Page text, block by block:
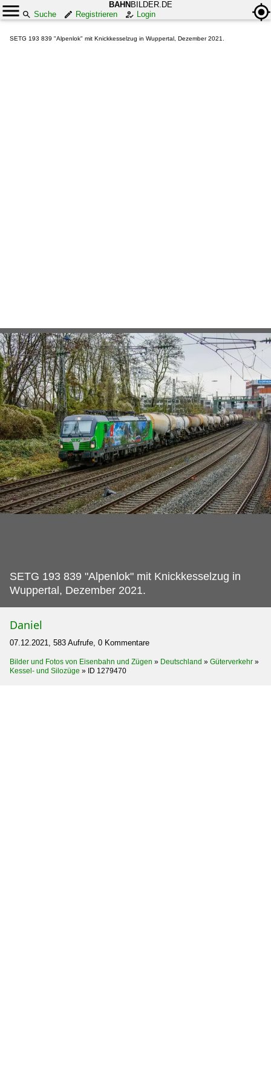
BAHN BILDER.DE
Suche
Registrieren Login
SETG 193 839 "Alpenlok" mit Knickkesselzug in Wuppertal, Dezember 2021.
SETG 193 839 "Alpenlok" mit Knickkesselzug in
Wuppertal, Dezember 2021.
Daniel
07.12.2021, 583 Aufrufe, 0 Kommentare
Bilder und Fotos von Eisenbahn und Zügen » Deutschland » Güterverkehr »
Kessel- und Silozüge » ID 1279470